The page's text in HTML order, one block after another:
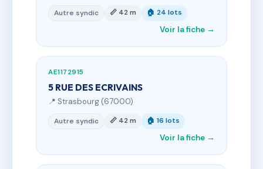
Autre syndic 📏 42 m 🏠 24 lots
Voir la fiche →
AE1172915
5 RUE DES ECRIVAINS
📍 Strasbourg (67000)
Autre syndic 📏 42 m 🏠 16 lots
Voir la fiche →